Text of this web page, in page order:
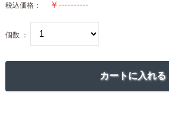
税込価格：
個数 ：